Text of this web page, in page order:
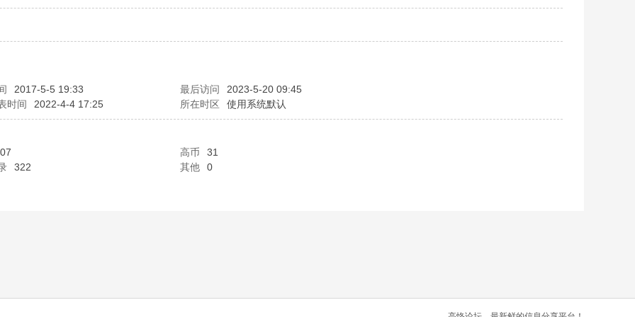
2017-5-5 19:33 最后访问
2023-5-20 09:45
时间
2022-4-4 17:25 所在时区 使用系统默认
高币
31
322 其他 0